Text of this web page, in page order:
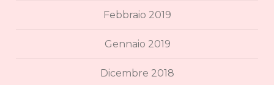
Febbraio 2019
Gennaio 2019
Dicembre 2018